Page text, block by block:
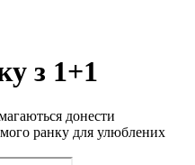
з 1+1
донести
ранку для улюблених